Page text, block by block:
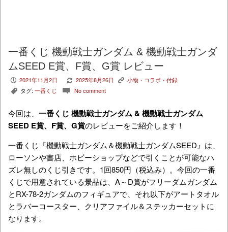
一番くじ 機動戦士ガンダム & 機動戦士ガンダ
ムSEED E賞、F賞、G賞 レビュー
P 2021年11月2日 V 2025年8月26日 K 小物・コラボ・付録
, タグ: 一番くじ c No comment
今回は、 一番くじ 機動戦士ガンダム & 機動戦士ガンダム
SEED E賞、F賞、G賞のレビューをご紹介します！
一番くじ『機動戦士ガンダム＆機動戦士ガンダムSEED』は、
ローソンや書店、ホビーショップなどで引くことが可能なハ
ズレ無しのくじ引きです。1回850円（税込み）。今回の一番
くじで用意されている景品は、A～D賞がフリーダムガンダム
とRX-78-2ガンダムのフィギュアで、それ以下がアートタオル
とラバーコースター、クリアファイル＆ステッカーセットに
なります。